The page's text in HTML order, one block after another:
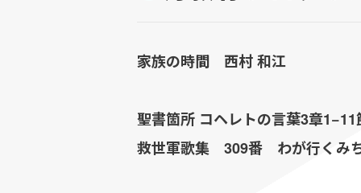
家族の時間 西村 和江
聖書箇所 コヘレトの言葉3章1−11
救世軍歌集 309番 わが行くみ